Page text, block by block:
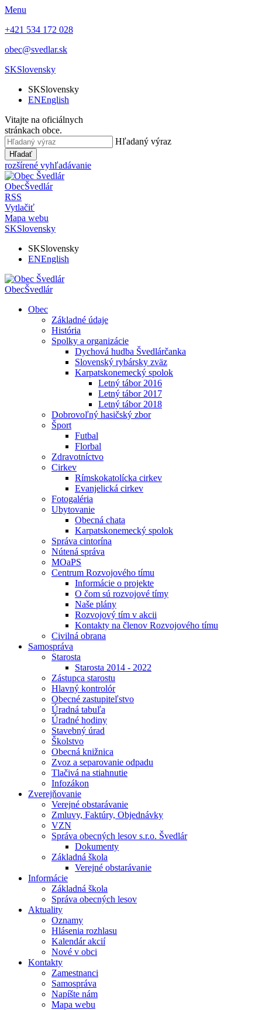
Menu
+421 534 172 028
obec@svedlar.sk
SKSlovensky
SKSlovensky
ENEnglish
Vitajte na oficiálnych
stránkach obce.
Hľadaný výraz
Hľadať
rozšírené vyhľadávanie
ObecŠvedlár
RSS
Vytlačiť
Mapa webu
SKSlovensky
SKSlovensky
ENEnglish
ObecŠvedlár
Obec
Základné údaje
História
Spolky a organizácie
Dychová hudba Švedlárčanka
Slovenský rybársky zväz
Karpatskonemecký spolok
Letný tábor 2016
Letný tábor 2017
Letný tábor 2018
Dobrovoľný hasičský zbor
Šport
Futbal
Florbal
Zdravotníctvo
Cirkev
Rímskokatolícka cirkev
Evanjelická cirkev
Fotogaléria
Ubytovanie
Obecná chata
Karpatskonemecký spolok
Správa cintorína
Nútená správa
MOaPS
Centrum Rozvojového tímu
Informácie o projekte
O čom sú rozvojové tímy
Naše plány
Rozvojový tím v akcii
Kontakty na členov Rozvojového tímu
Civilná obrana
Samospráva
Starosta
Starosta 2014 - 2022
Zástupca starostu
Hlavný kontrolór
Obecné zastupiteľstvo
Úradná tabuľa
Úradné hodiny
Stavebný úrad
Školstvo
Obecná knižnica
Zvoz a separovanie odpadu
Tlačivá na stiahnutie
Infozákon
Zverejňovanie
Verejné obstarávanie
Zmluvy, Faktúry, Objednávky
VZN
Správa obecných lesov s.r.o. Švedlár
Dokumenty
Základná škola
Verejné obstarávanie
Informácie
Základná škola
Správa obecných lesov
Aktuality
Oznamy
Hlásenia rozhlasu
Kalendár akcií
Nové v obci
Kontakty
Zamestnanci
Samospráva
Napíšte nám
Mapa webu